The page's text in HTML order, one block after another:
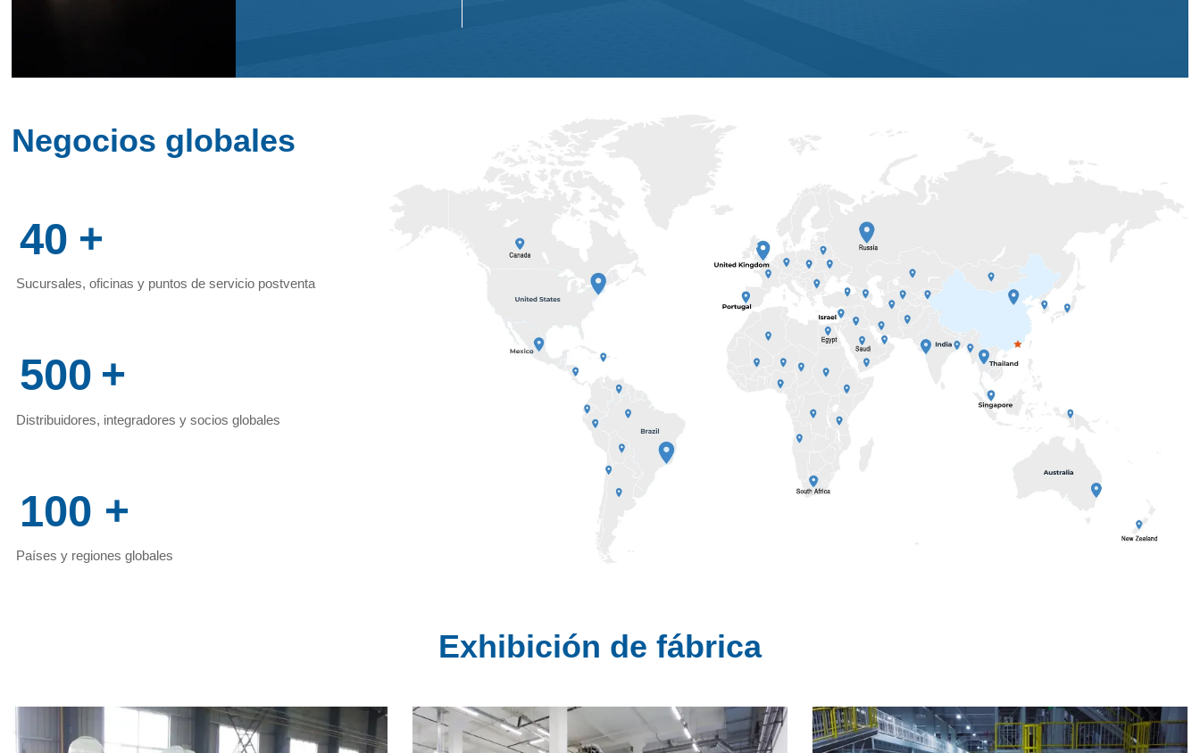
Negocios globales
40 +
Sucursales, oficinas y puntos de servicio postventa
500 +
Distribuidores, integradores y socios globales
100 +
Países y regiones globales
Exhibición de fábrica